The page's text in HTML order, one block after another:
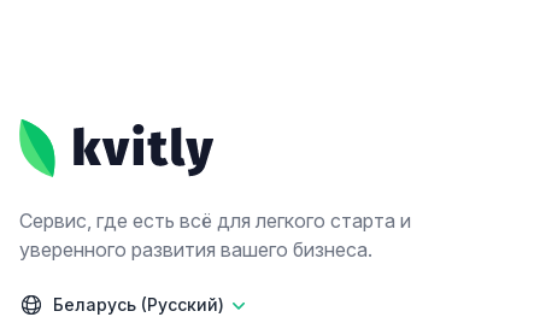
Сервис, где есть всё для легкого старта и
уверенного развития вашего бизнеса.
Беларусь (Русский)